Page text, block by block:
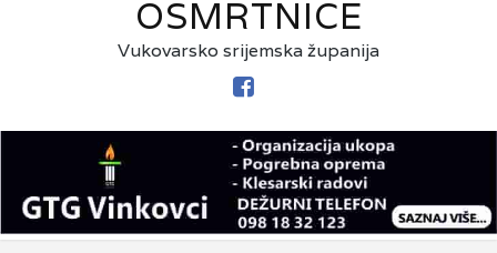
OSMRTNICE
Vukovarsko srijemska županija